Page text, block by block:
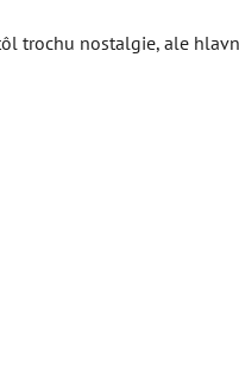
trochu nostalgie, ale